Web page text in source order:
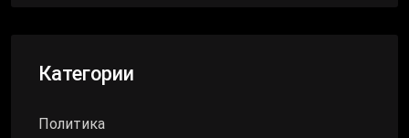
Категории
Политика